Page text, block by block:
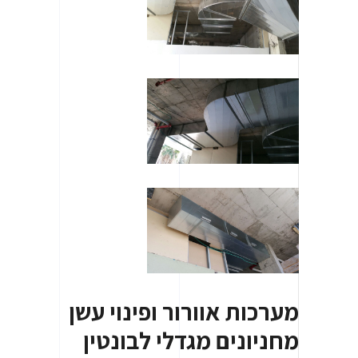
מערכות אוורור ופינוי עשן
מחניונים מגדלי לבונטין